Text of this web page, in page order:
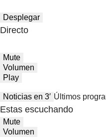
Desplegar
Directo
Mute
Volumen
Play
Noticias en 3′ Últimos
Estas escuchando
Mute
Volumen